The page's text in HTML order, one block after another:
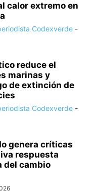
calor extremo en
Codexverde -
reduce el
marinas y
de extinción de
Codexverde -
genera críticas
respuesta
del cambio